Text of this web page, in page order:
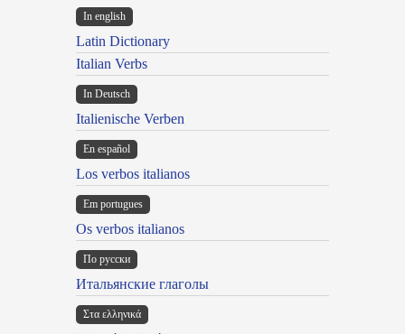
In english
Latin Dictionary
Italian Verbs
In Deutsch
Italienische Verben
En español
Los verbos italianos
Em portugues
Os verbos italianos
По русски
Итальянские глаголы
Στα ελληνικά